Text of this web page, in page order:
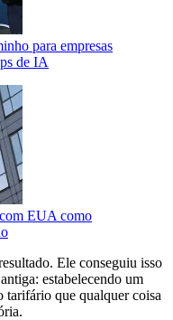
para empresas
de IA
EUA como
Ele conseguiu isso
estabelecendo um
tarifário que qualquer coisa